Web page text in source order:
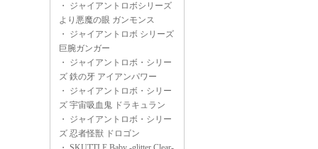
・ ジャイアントロボシリーズ
より悪魔の眼 ガンモンス
・ ジャイアントロボ シリーズ
巨腕ガンガー
・ ジャイアントロボ・シリー
ズ 鉄の牙 アイアンパワー
・ ジャイアントロボ・シリー
ズ 宇宙吸血鬼 ドラキュラン
・ ジャイアントロボ・シリー
ズ 忍者怪獣 ドロゴン